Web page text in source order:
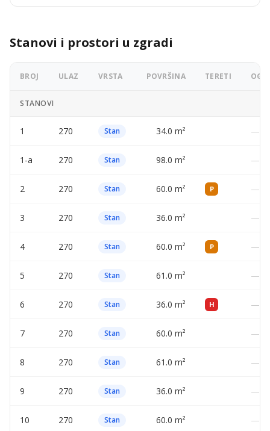
Stanovi i prostori u zgradi
BROJ ULAZ VRSTA POVRŠINA TERETI
STANOVI
1 270 Stan 34.0 m² —
1-a 270 Stan 98.0 m² —
2 270 Stan 60.0 m² P —
3 270 Stan 36.0 m² —
4 270 Stan 60.0 m² P —
5 270 Stan 61.0 m² —
6 270 Stan 36.0 m² H —
7 270 Stan 60.0 m² —
8 270 Stan 61.0 m² —
9 270 Stan 36.0 m² —
10 270 Stan 60.0 m² —